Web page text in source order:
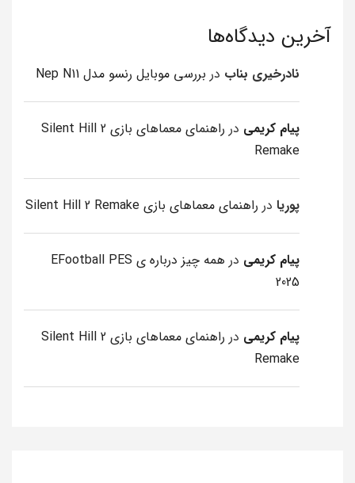
آخرین دیدگاه‌ها
نادرخیری بناب در بررسی موبایل رنسو مدل Nep N11
پیام کریمی در
راهنمای معماهای بازی Silent Hill 2
Remake
پوریا در راهنمای معماهای بازی Silent Hill 2 Remake
پیام کریمی در
همه چیز درباره ی EFootball PES
2025
پیام کریمی در
راهنمای معماهای بازی Silent Hill 2
Remake